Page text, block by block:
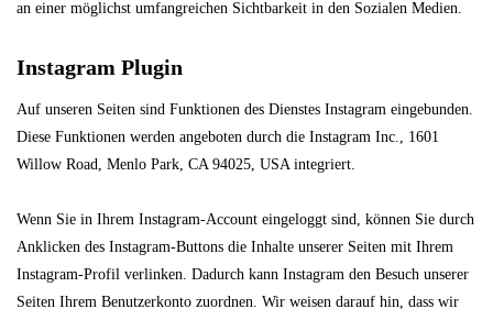
an einer möglichst umfangreichen Sichtbarkeit in den Sozialen Medien.
Instagram Plugin
Auf unseren Seiten sind Funktionen des Dienstes Instagram eingebunden.
Diese Funktionen werden angeboten durch die Instagram Inc., 1601
Willow Road, Menlo Park, CA 94025, USA integriert.
Wenn Sie in Ihrem Instagram-Account eingeloggt sind, können Sie durch
Anklicken des Instagram-Buttons die Inhalte unserer Seiten mit Ihrem
Instagram-Profil verlinken. Dadurch kann Instagram den Besuch unserer
Seiten Ihrem Benutzerkonto zuordnen. Wir weisen darauf hin, dass wir